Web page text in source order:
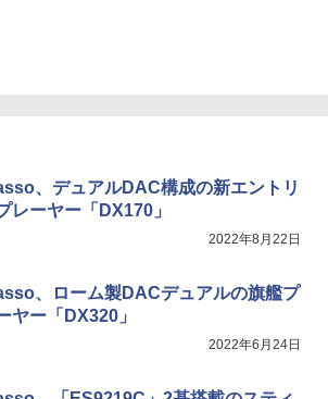
、デュアルDAC構成の新エントリ
レーヤー「DX170」
2022年8月22日
、ローム製DACデュアルの旗艦プ
ヤー「DX320」
2022年6月24日